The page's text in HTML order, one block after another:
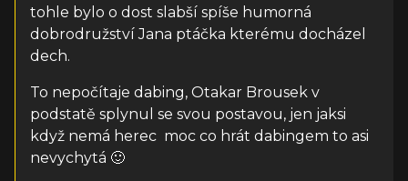
tohle bylo o dost slabší spíše humorná
dobrodružství Jana ptáčka kterému docházel
dech.
To nepočítaje dabing, Otakar Brousek v
podstatě splynul se svou postavou, jen jaksi
když nemá herec moc co hrát dabingem to asi
nevychytá 🙂